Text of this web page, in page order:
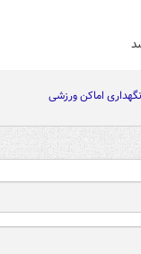
اماکن ورزشی